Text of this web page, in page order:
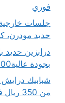
فوري
حديد مودرن،
درابزين
بجودة عالية100%وضمان ضد الصدأ
شبابيك درايش
من 350 ريال فقط اتصل الان